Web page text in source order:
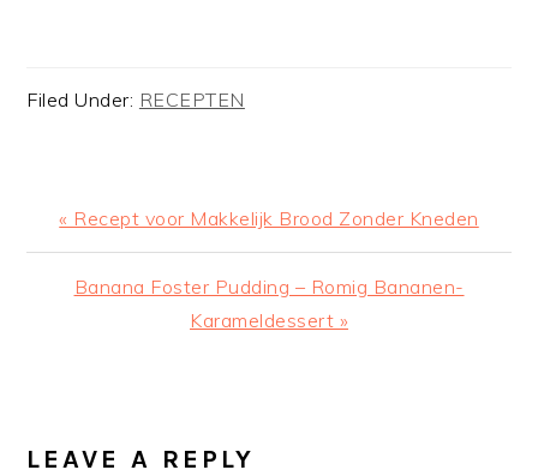
Filed Under: RECEPTEN
Previous
Post:
« Recept voor Makkelijk Brood Zonder Kneden
Next
Banana Foster Pudding – Romig Bananen-
Karameldessert »
INTERACTIONS
LEAVE A REPLY